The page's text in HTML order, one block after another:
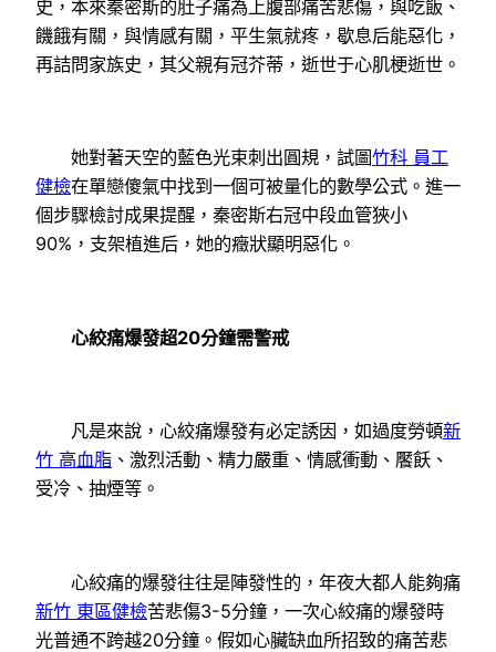
史，本來秦密斯的肚子痛為上腹部痛苦悲傷，與吃飯、
饑餓有關，與情感有關，平生氣就疼，歇息后能惡化，
再詰問家族史，其父親有冠芥蒂，逝世于心肌梗逝世。
她對著天空的藍色光束刺出圓規，試圖竹科 員工
健檢在單戀傻氣中找到一個可被量化的數學公式。進一
個步驟檢討成果提醒，秦密斯右冠中段血管狹小
90%，支架植進后，她的癥狀顯明惡化。
心絞痛爆發超20分鐘需警戒
凡是來說，心絞痛爆發有必定誘因，如過度勞頓新
竹 高血脂 、激烈活動、精力嚴重、情感衝動、饜飫、
受冷、抽煙等。
心絞痛的爆發往往是陣發性的，年夜大都人能夠痛
新竹 東區健檢苦悲傷3-5分鐘，一次心絞痛的爆發時
光普通不跨越20分鐘。假如心臟缺血所招致的痛苦悲